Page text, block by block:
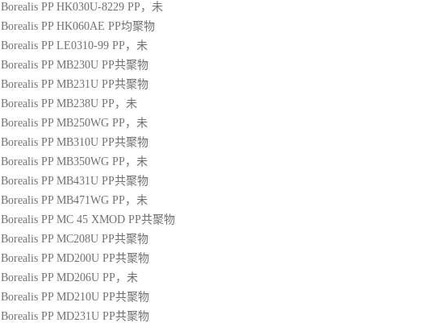
Borealis PP HK030U-8229 PP ，未
Borealis PP HK060AE PP均聚物
Borealis PP LE0310-99 PP ，未
Borealis PP MB230U PP共聚物
Borealis PP MB231U PP共聚物
Borealis PP MB238U PP ，未
Borealis PP MB250WG PP ，未
Borealis PP MB310U PP共聚物
Borealis PP MB350WG PP ，未
Borealis PP MB431U PP共聚物
Borealis PP MB471WG PP ，未
Borealis PP MC 45 XMOD PP共聚物
Borealis PP MC208U PP共聚物
Borealis PP MD200U PP共聚物
Borealis PP MD206U PP ，未
Borealis PP MD210U PP共聚物
Borealis PP MD231U PP共聚物